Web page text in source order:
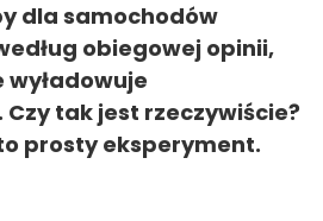
dla samochodów
obiegowej opinii,
Czy tak jest rzeczywiście?
prosty eksperyment.